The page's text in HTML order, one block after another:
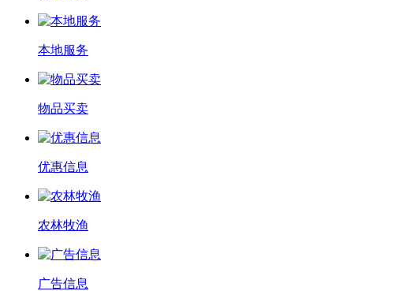
本地服务
物品买卖
优惠信息
农林牧渔
广告信息